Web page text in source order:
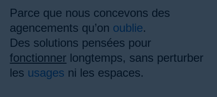
Parce que nous concevons des
agencements qu’on oublie.
Des solutions pensées pour
fonctionner longtemps, sans perturber
les usages ni les espaces.